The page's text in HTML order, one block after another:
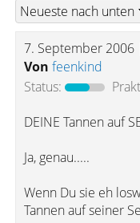
7. September 2006
Von feenkind
Status:
DEINE Tannen auf
Ja, genau.....
Wenn Du sie eh
Tannen auf seiner